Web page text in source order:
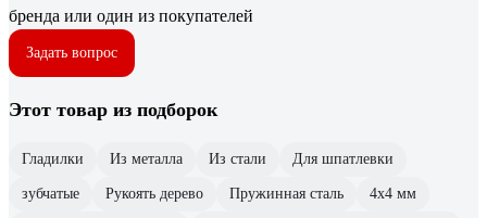
бренда или один из покупателей
Задать вопрос
Этот товар из подборок
Гладилки Из металла Из стали Для шпатлевки
зубчатые Рукоять дерево Пружинная сталь 4х4 мм